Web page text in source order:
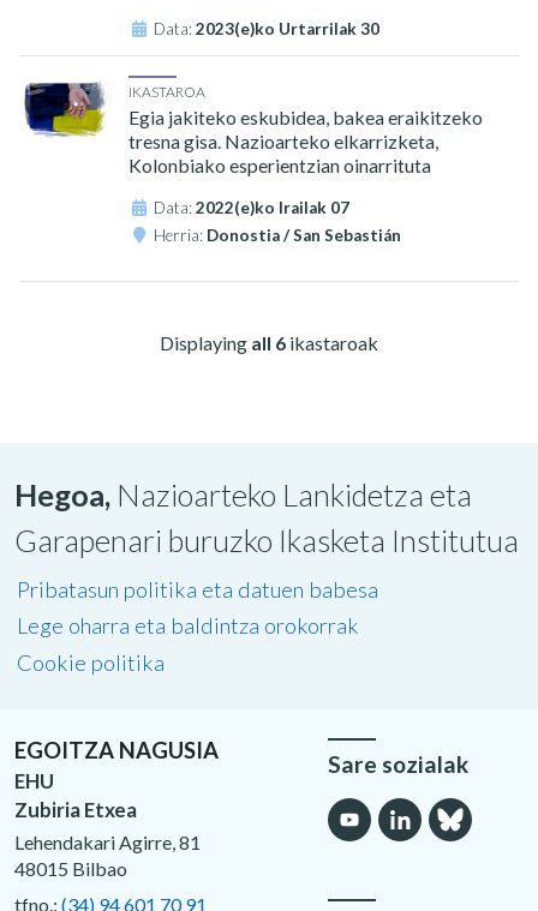
Data:2023(e)ko Urtarrilak 30
IKASTAROA
Egia jakiteko eskubidea, bakea eraikitzeko
tresna gisa. Nazioarteko elkarrizketa,
Kolonbiako esperientzian oinarrituta
Data:2022(e)ko Irailak 07
Herria: Donostia / San Sebastián
Displaying all 6 ikastaroak
Hegoa, Nazioarteko Lankidetza eta
Garapenari buruzko Ikasketa Institutua
Pribatasun politika eta datuen babesa
Lege oharra eta baldintza orokorrak
Cookie politika
EGOITZA NAGUSIA
EHU
Zubiria Etxea
Lehendakari Agirre, 81
48015 Bilbao
tfno.: (34) 94 601 70 91
Sare sozialak